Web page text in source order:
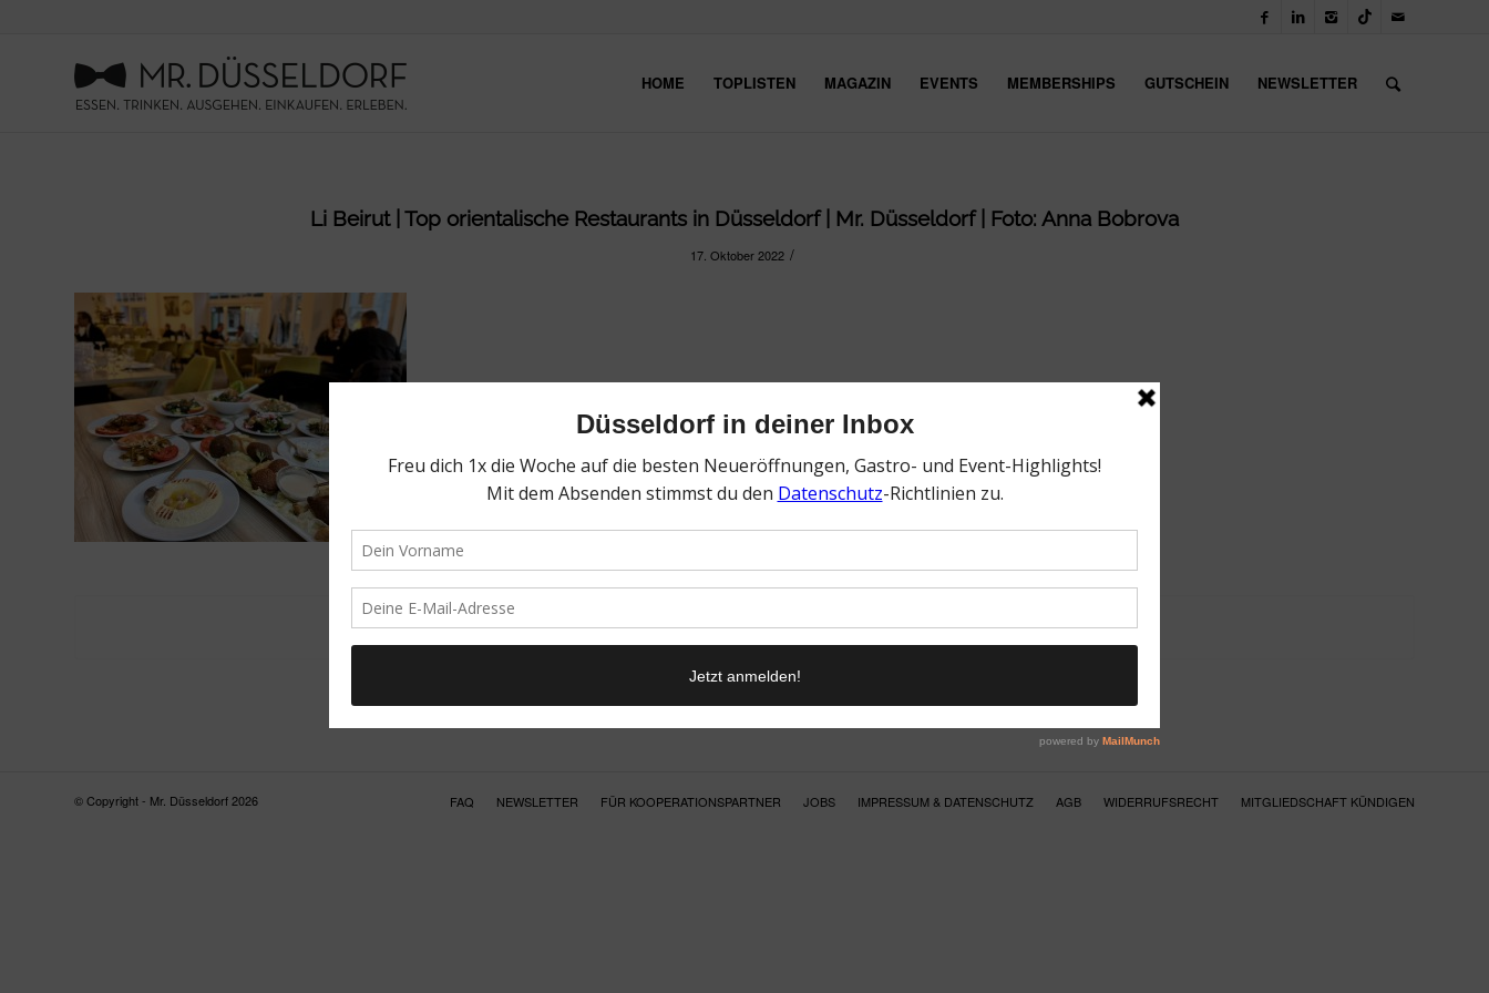
HOME TOPLISTEN MAGAZIN EVENTS MEMBERSHIPS GUTSCHEIN NEWSLETTER
Li Beirut | Top orientalische Restaurants in Düsseldorf | Mr. Düsseldorf | Foto: Anna Bobrova
17. Oktober 2022 /
© Copyright - Mr. Düsseldorf 2026 FAQ NEWSLETTER FÜR KOOPERATIONSPARTNER JOBS IMPRESSUM & DATENSCHUTZ AGB WIDERRUFSRECHT MITGLIEDSCHAFT KÜNDIGEN